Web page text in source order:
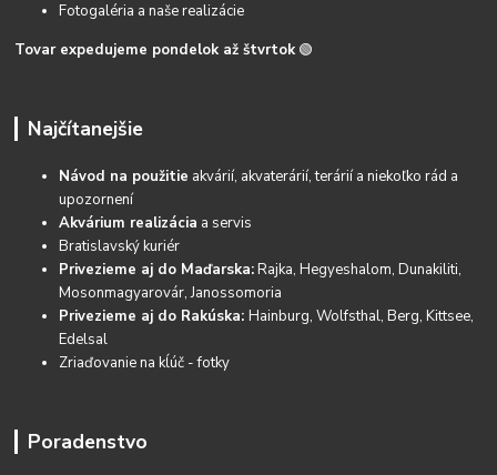
Fotogaléria a naše realizácie
Tovar expedujeme pondelok až štvrtok 🟢
Najčítanejšie
Návod na použitie akvárií, akvaterárií, terárií a niekoľko rád a
upozornení
Akvárium realizácia a servis
Bratislavský kuriér
Privezieme aj do Maďarska:Rajka, Hegyeshalom, Dunakiliti,
Mosonmagyarovár, Janossomoria
Privezieme aj do Rakúska:Hainburg, Wolfsthal, Berg, Kittsee,
Edelsal
Zriaďovanie na kĺúč - fotky
Poradenstvo